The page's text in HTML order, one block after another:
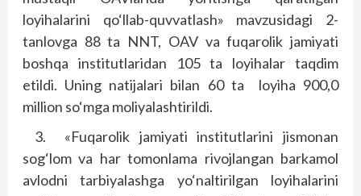
loyihalarini qo‘llab-quvvatlash» mavzusidagi 2-
tanlovga 88 ta NNT, OAV va fuqarolik jamiyati
boshqa institutlaridan 105 ta loyihalar taqdim
etildi. Uning natijalari bilan 60 ta
loyiha 900,0
million so‘mga moliyalashtirildi.
3.
«Fuqarolik jamiyati institutlarini jismonan
sog‘lom va har tomonlama rivojlangan barkamol
avlodni tarbiyalashga yo‘naltirilgan loyihalarini